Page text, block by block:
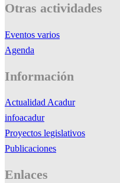
Otras actividades
Eventos varios
Agenda
Información
Actualidad Acadur
infoacadur
Proyectos legislativos
Publicaciones
Enlaces